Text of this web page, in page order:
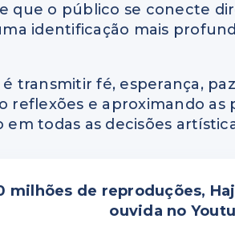
que o público se conecte
identificação mais
transmitir fé, esperança,
reflexões e aproximando as
todas as decisões
milhões de reproduções,
ouvida no